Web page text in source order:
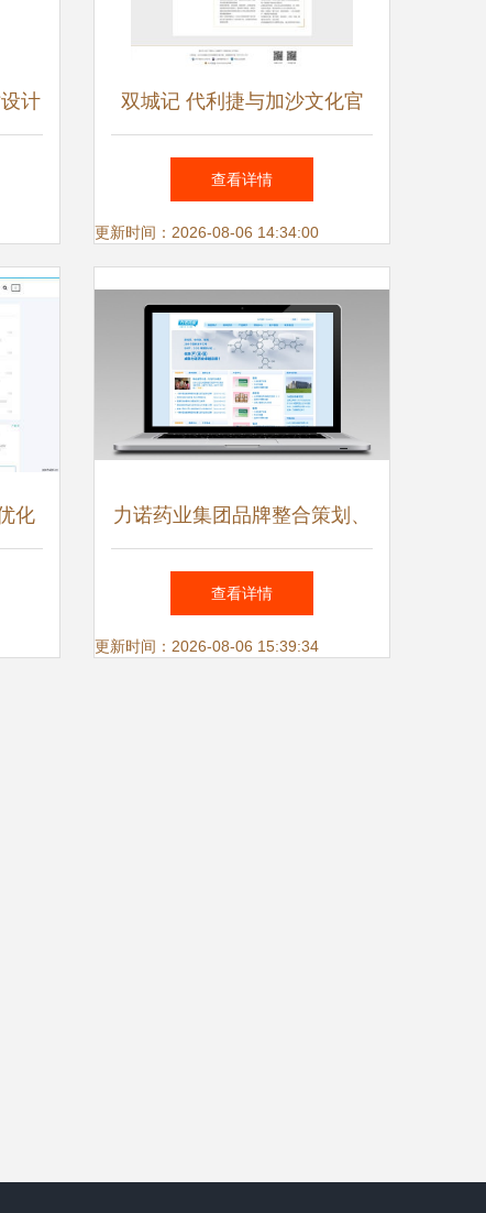
计
询
双城记 代利捷与加沙文化官
网策划与设计解析
查看详情
更新时间：2026-08-06 14:34:00
化
度
力诺药业集团品牌整合策划、
产品策划与电商技术咨询服务
构建一体化竞争力新蓝图
查看详情
更新时间：2026-08-06 15:39:34